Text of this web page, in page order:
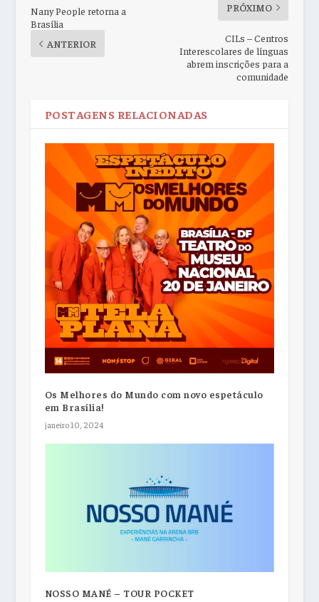
Nany People retorna a
Brasília
ANTERIOR
PRÓXIMO
CILs – Centros
Interescolares de línguas
abrem inscrições para a
comunidade
POSTAGENS RELACIONADAS
Os Melhores do Mundo com novo espetáculo
em Brasília!
janeiro 10, 2024
NOSSO MANÉ – TOUR POCKET